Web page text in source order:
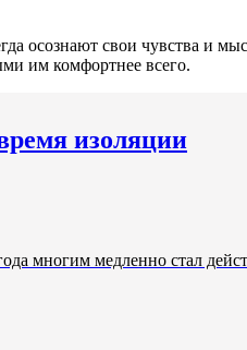
осознают свои чувства и
им комфортнее всего.
изоляции
многим медленно стал